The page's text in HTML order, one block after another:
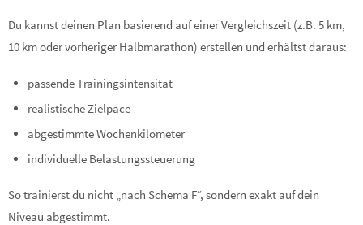
Du kannst deinen Plan basierend auf einer Vergleichszeit (z.B. 5 km,
10 km oder vorheriger Halbmarathon) erstellen und erhältst daraus:
passende Trainingsintensität
realistische Zielpace
abgestimmte Wochenkilometer
individuelle Belastungssteuerung
So trainierst du nicht „nach Schema F“, sondern exakt auf dein
Niveau abgestimmt.